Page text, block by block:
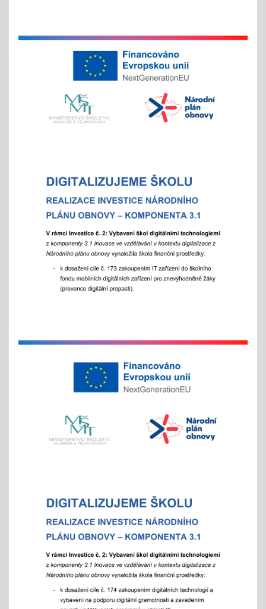
Chystáte se k zápisu?
nabízíme individuální prohlídky školy
"Každý jinak, ale všichni se těšíme"
25.11.2025
celoškolní slavnostní akce
25. 11. 2025
na jaře si potom vyberou žáci 2. st. odměnu/
volný vstup s programem
4x - od 11. do 20. 11.
aneb "Kam na střední?"
pedagogy a školním parlamentem
- od 16 hod.
Adaptační týden - tradiční
01.09.2025
- celoškoní akce 1.- 5. 9./ aktivity pro zlepšení
komunikace a sociálního klima